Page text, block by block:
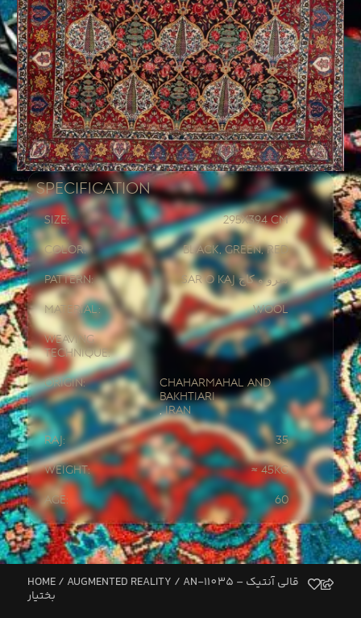
Specification
Size: 394 CM
295x
Color: Black, Green, Red
Pattern: Sar o Kaj سرو و کاج
Material: Wool
Weaving
Technique:
Origin:
Chaharmahal and
Bakhtiari
, Iran
Raj: 35
Weight: ≈ 45kg
Age: 60
HOME/ AUGMENTED REALITY / AN-11035 – قالی آنتیک
بختیار